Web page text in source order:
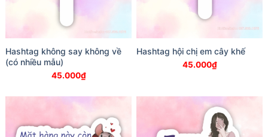
Hashtag không say không về
(có nhiều mẫu)
45.000₫
Hashtag hội chị em cây khế
45.000₫